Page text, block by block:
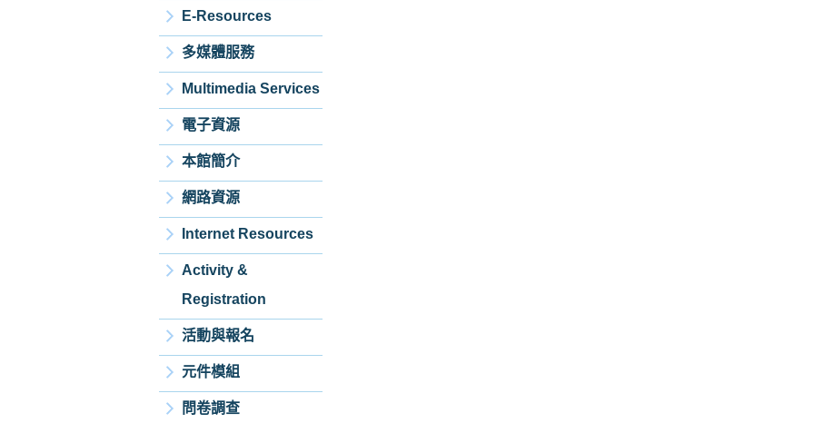
E-Resources
多媒體服務
Multimedia Services
電子資源
本館簡介
網路資源
Internet Resources
Activity &
Registration
活動與報名
元件模組
問卷調查